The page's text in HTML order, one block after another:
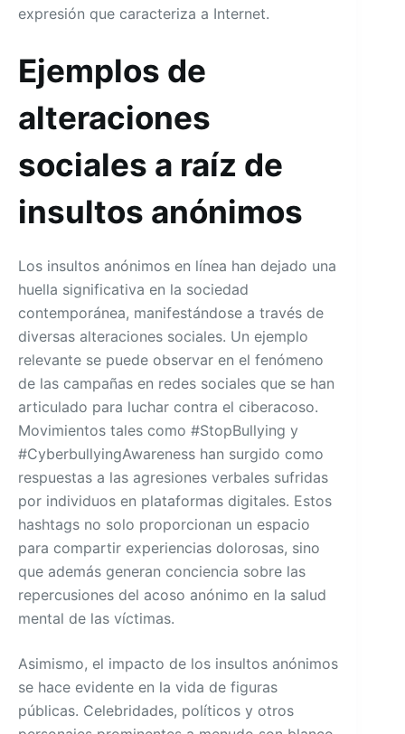
expresión que caracteriza a Internet.
Ejemplos de
alteraciones
sociales a raíz de
insultos anónimos
Los insultos anónimos en línea han dejado una
huella significativa en la sociedad
contemporánea, manifestándose a través de
diversas alteraciones sociales. Un ejemplo
relevante se puede observar en el fenómeno
de las campañas en redes sociales que se han
articulado para luchar contra el ciberacoso.
Movimientos tales como #StopBullying y
#CyberbullyingAwareness han surgido como
respuestas a las agresiones verbales sufridas
por individuos en plataformas digitales. Estos
hashtags no solo proporcionan un espacio
para compartir experiencias dolorosas, sino
que además generan conciencia sobre las
repercusiones del acoso anónimo en la salud
mental de las víctimas.
Asimismo, el impacto de los insultos anónimos
se hace evidente en la vida de figuras
públicas. Celebridades, políticos y otros